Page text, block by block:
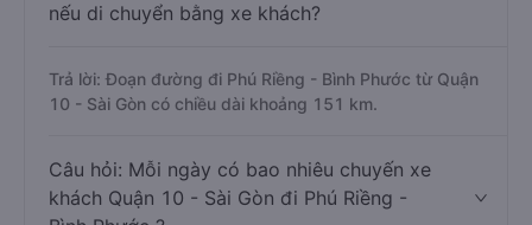
nếu di chuyển bằng xe khách?
Trả lời: Đoạn đường đi Phú Riềng - Bình Phước từ Quận
10 - Sài Gòn có chiều dài khoảng 151 km.
Câu hỏi: Mỗi ngày có bao nhiêu chuyến xe
khách Quận 10 - Sài Gòn đi Phú Riềng -